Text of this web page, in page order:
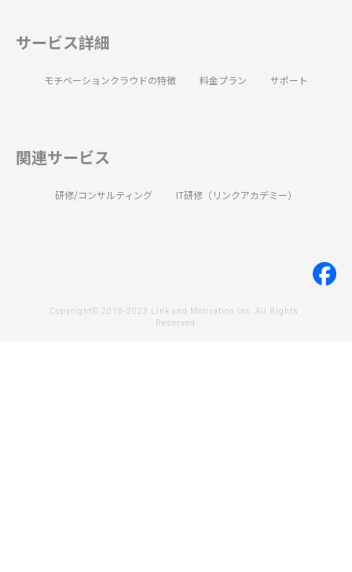
サービス詳細
モチベーションクラウドの特徴 料金プラン サポート
関連サービス
研修/コンサルティング IT研修（リンクアカデミー）
Copyright© 2018-2023 Link and Motivation Inc. All Rights
Reserved